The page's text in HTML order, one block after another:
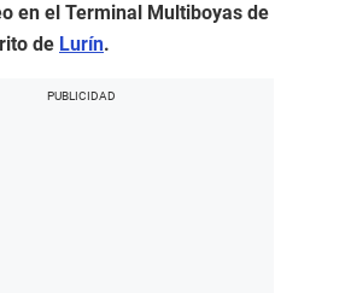
en el Terminal Multiboyas de
de Lurín.